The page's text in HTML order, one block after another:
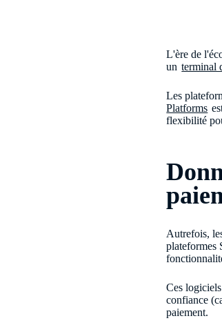
L'ère de
un terminal
Les
Platforms
flexibilité
Autrefois,
plateformes
Ces
confiance
paiement.